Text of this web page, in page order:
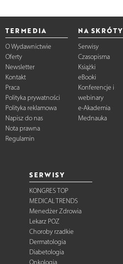
TERMEDIA
O Wydawnictwie
Oferty
Newsletter
Kontakt
Praca
Polityka prywatności
Polityka reklamowa
Napisz do nas
Nota prawna
Regulamin
NA SKRÓTY
Serwisy
Czasopisma
Książki
eBooki
Konferencje i
webinary
e-Akademia
Mednauka
SERWISY
KONGRES TOP
MEDICAL TRENDS
Menedżer Zdrowia
Lekarz POZ
Choroby rzadkie
Dermatologia
Diabetologia
Onkologia